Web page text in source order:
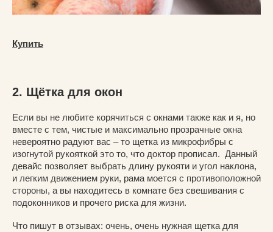
Купить
2. Щётка для окон
Если вы не любите корячиться с окнами также как и я, но
вместе с тем, чистые и максимально прозрачные окна
невероятно радуют вас – то щетка из микрофибры с
изогнутой рукояткой это то, что доктор прописал. Данный
девайс позволяет выбрать длину рукояти и угол наклона,
и легким движением руки, рама моется с противоположной
стороны, а вы находитесь в комнате без свешивания с
подоконников и прочего риска для жизни.
Что пишут в отзывах: очень, очень нужная щетка для